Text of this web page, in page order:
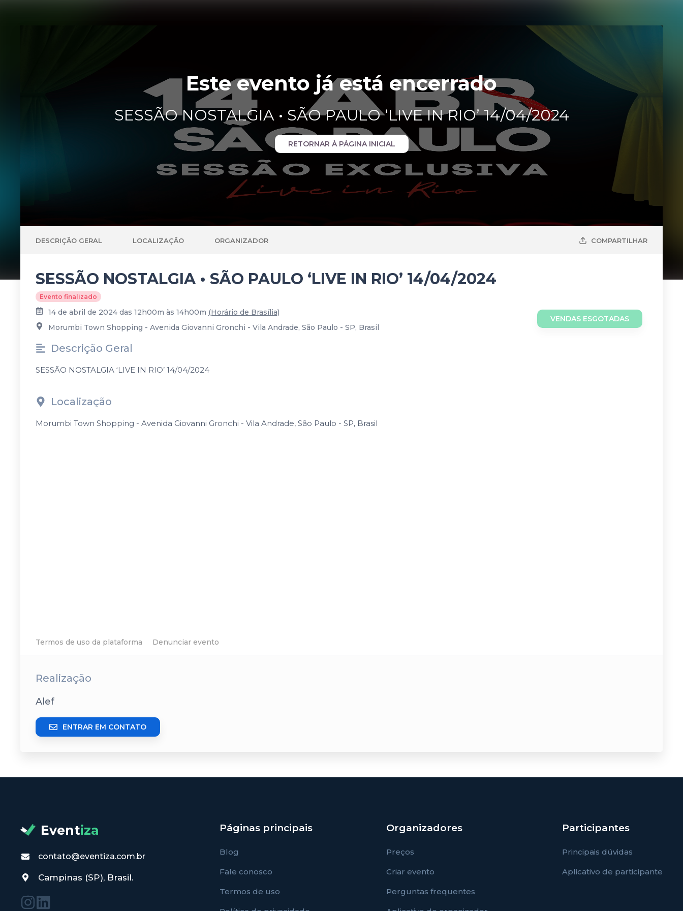
Este evento já está encerrado
SESSÃO NOSTALGIA • SÃO PAULO ‘LIVE IN RIO’ 14/04/2024
RETORNAR À PÁGINA INICIAL
DESCRIÇÃO GERAL LOCALIZAÇÃO ORGANIZADOR COMPARTILHAR
SESSÃO NOSTALGIA • SÃO PAULO ‘LIVE IN RIO’ 14/04/2024
Evento finalizado
14 de abril de 2024 das 12h00m às 14h00m (Horário de Brasília)
Morumbi Town Shopping - Avenida Giovanni Gronchi - Vila Andrade, São Paulo - SP, Brasil
VENDAS ESGOTADAS
Descrição Geral
SESSÃO NOSTALGIA ‘LIVE IN RIO’ 14/04/2024
Localização
Morumbi Town Shopping - Avenida Giovanni Gronchi - Vila Andrade, São Paulo - SP, Brasil
Termos de uso da plataforma Denunciar evento
Realização
Alef
ENTRAR EM CONTATO
Eventiza
contato@eventiza.com.br
Campinas (SP), Brasil.
Páginas principais
Blog
Fale conosco
Termos de uso
Organizadores
Preços
Criar evento
Perguntas frequentes
Participantes
Principais dúvidas
Aplicativo de participante